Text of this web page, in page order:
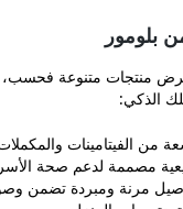
للشراء.
من
بلومور
منتجات متنوعة
الذكي:
من الفيتامينات
مصممة لدعم صحة
مرنة ومبردة تضمن